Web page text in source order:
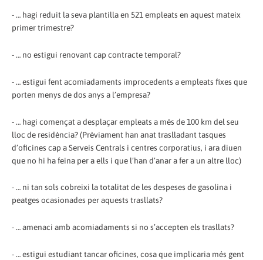
- … hagi reduit la seva plantilla en 521 empleats en aquest mateix
primer trimestre?
- … no estigui renovant cap contracte temporal?
- … estigui fent acomiadaments improcedents a empleats fixes que
porten menys de dos anys a l’empresa?
- … hagi començat a desplaçar empleats a més de 100 km del seu
lloc de residència? (Prèviament han anat traslladant tasques
d’oficines cap a Serveis Centrals i centres corporatius, i ara diuen
que no hi ha feina per a ells i que l’han d’anar a fer a un altre lloc)
- … ni tan sols cobreixi la totalitat de les despeses de gasolina i
peatges ocasionades per aquests trasllats?
- … amenaci amb acomiadaments si no s’accepten els trasllats?
- … estigui estudiant tancar oficines, cosa que implicaria més gent